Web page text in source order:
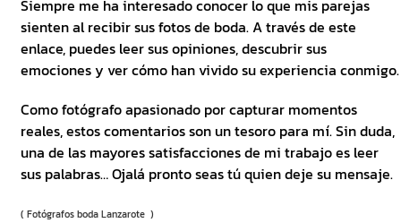
Siempre me ha interesado conocer lo que mis parejas
sienten al recibir sus fotos de boda. A través de este
enlace, puedes leer sus opiniones, descubrir sus
emociones y ver cómo han vivido su experiencia conmigo.
Como fotógrafo apasionado por capturar momentos
reales, estos comentarios son un tesoro para mí. Sin duda,
una de las mayores satisfacciones de mi trabajo es leer
sus palabras… Ojalá pronto seas tú quien deje su mensaje.
( Fotógrafos boda Lanzarote )